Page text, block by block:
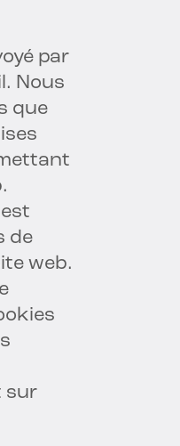
par
Nous
que
de
web.
sur